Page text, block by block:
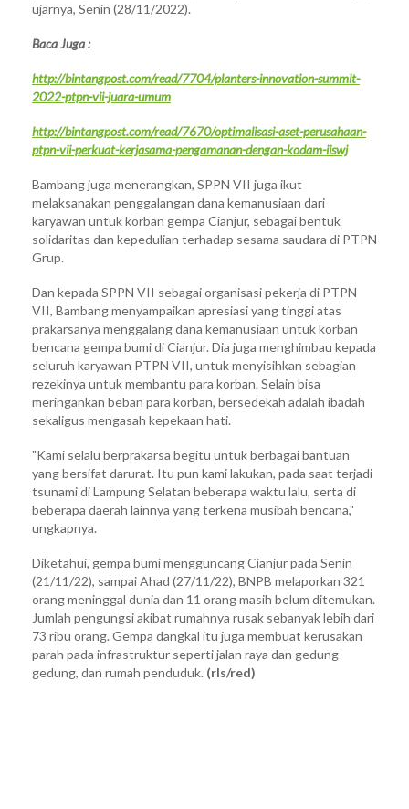
ujarnya, Senin (28/11/2022).
Baca Juga :
http://bintangpost.com/read/7704/planters-innovation-summit-
2022-ptpn-vii-juara-umum
http://bintangpost.com/read/7670/optimalisasi-aset-perusahaan-
ptpn-vii-perkuat-kerjasama-pengamanan-dengan-kodam-iiswj
Bambang juga menerangkan, SPPN VII juga ikut
melaksanakan penggalangan dana kemanusiaan dari
karyawan untuk korban gempa Cianjur, sebagai bentuk
solidaritas dan kepedulian terhadap sesama saudara di PTPN
Grup.
Dan kepada SPPN VII sebagai organisasi pekerja di PTPN
VII, Bambang menyampaikan apresiasi yang tinggi atas
prakarsanya menggalang dana kemanusiaan untuk korban
bencana gempa bumi di Cianjur. Dia juga menghimbau kepada
seluruh karyawan PTPN VII, untuk menyisihkan sebagian
rezekinya untuk membantu para korban. Selain bisa
meringankan beban para korban, bersedekah adalah ibadah
sekaligus mengasah kepekaan hati.
"Kami selalu berprakarsa begitu untuk berbagai bantuan
yang bersifat darurat. Itu pun kami lakukan, pada saat terjadi
tsunami di Lampung Selatan beberapa waktu lalu, serta di
beberapa daerah lainnya yang terkena musibah bencana,"
ungkapnya.
Diketahui, gempa bumi mengguncang Cianjur pada Senin
(21/11/22), sampai Ahad (27/11/22), BNPB melaporkan 321
orang meninggal dunia dan 11 orang masih belum ditemukan.
Jumlah pengungsi akibat rumahnya rusak sebanyak lebih dari
73 ribu orang. Gempa dangkal itu juga membuat kerusakan
parah pada infrastruktur seperti jalan raya dan gedung-
gedung, dan rumah penduduk. (rls/red)